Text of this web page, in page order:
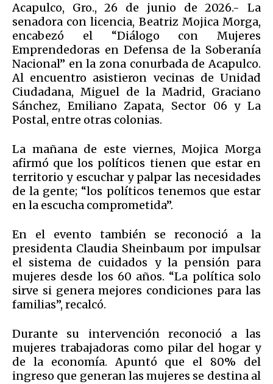
Acapulco, Gro., 26 de junio de 2026.- La
senadora con licencia, Beatriz Mojica Morga,
encabezó el “Diálogo con Mujeres
Emprendedoras en Defensa de la Soberanía
Nacional” en la zona conurbada de Acapulco.
Al encuentro asistieron vecinas de Unidad
Ciudadana, Miguel de la Madrid, Graciano
Sánchez, Emiliano Zapata, Sector 06 y La
Postal, entre otras colonias.
La mañana de este viernes, Mojica Morga
afirmó que los políticos tienen que estar en
territorio y escuchar y palpar las necesidades
de la gente; “los políticos tenemos que estar
en la escucha comprometida”.
En el evento también se reconoció a la
presidenta Claudia Sheinbaum por impulsar
el sistema de cuidados y la pensión para
mujeres desde los 60 años. “La política solo
sirve si genera mejores condiciones para las
familias”, recalcó.
Durante su intervención reconoció a las
mujeres trabajadoras como pilar del hogar y
de la economía. Apuntó que el 80% del
ingreso que generan las mujeres se destina al